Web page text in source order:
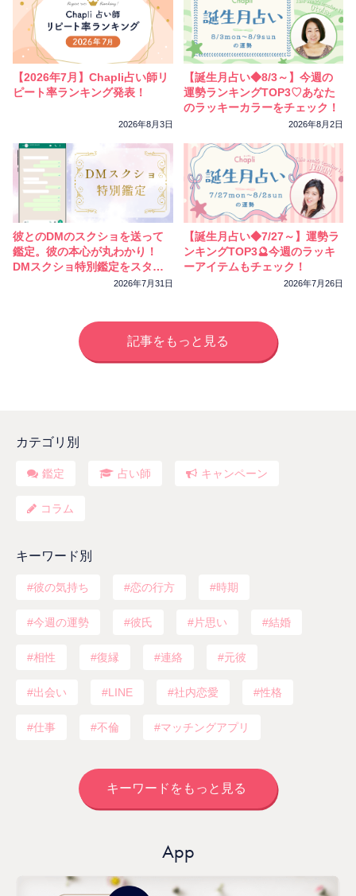
【2026年7月】Chapli占い師リ
ピート率ランキング発表！
2026年8月3日
【誕生月占い◆8/3～】今週の
運勢ランキングTOP3♡あなた
のラッキーカラーをチェック！
2026年8月2日
彼とのDMのスクショを送って
鑑定。彼の本心が丸わかり！
DMスクショ特別鑑定をスター
2026年7月31日
【誕生月占い◆7/27～】運勢ラ
ンキングTOP3🔮今週のラッキ
ーアイテムもチェック！
2026年7月26日
記事をもっと見る
カテゴリ別
鑑定 占い師 キャンペーン
コラム
キーワード別
彼の気持ち 恋の行方 時期
今週の運勢 彼氏 片思い 結婚
相性 復縁 連絡 元彼
出会い LINE 社内恋愛 性格
仕事 不倫 マッチングアプリ
キーワードをもっと見る
App